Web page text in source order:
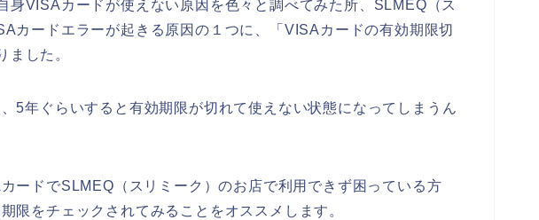
身VISAカードが使えない原因を色々と調べてみた所、SLMEQ（ス
カードエラーが起きる原因の１つに、「VISAカードの有効期限切
ました。
5年ぐらいすると有効期限が切れて使えない状態になってしまうん
ードでSLMEQ（スリミーク）のお店で利用できず困っている方
限をチェックされてみることをオススメします。